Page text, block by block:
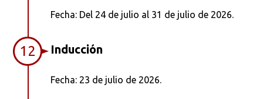
Fecha: Del 24 de julio al 31 de julio de 2026.
12 Inducción
Fecha: 23 de julio de 2026.